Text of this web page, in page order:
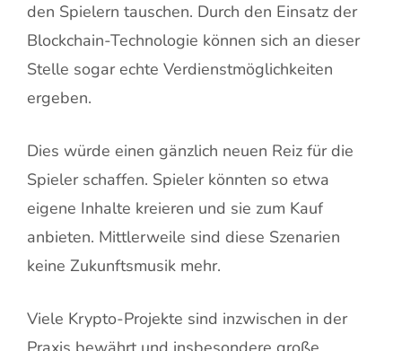
den Spielern tauschen. Durch den Einsatz der
Blockchain-Technologie können sich an dieser
Stelle sogar echte Verdienstmöglichkeiten
ergeben.
Dies würde einen gänzlich neuen Reiz für die
Spieler schaffen. Spieler könnten so etwa
eigene Inhalte kreieren und sie zum Kauf
anbieten. Mittlerweile sind diese Szenarien
keine Zukunftsmusik mehr.
Viele Krypto-Projekte sind inzwischen in der